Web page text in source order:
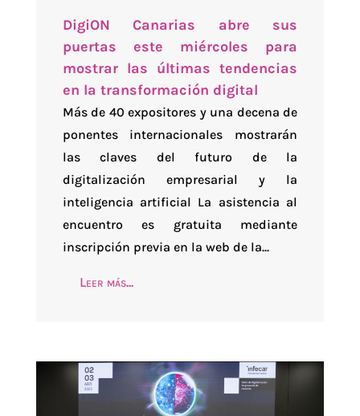
DigiON Canarias abre sus
puertas este miércoles para
mostrar las últimas tendencias
en la transformación digital
Más de 40 expositores y una decena de
ponentes internacionales mostrarán
las claves del futuro de la
digitalización empresarial y la
inteligencia artificial La asistencia al
encuentro es gratuita mediante
inscripción previa en la web de la...
Leer más...